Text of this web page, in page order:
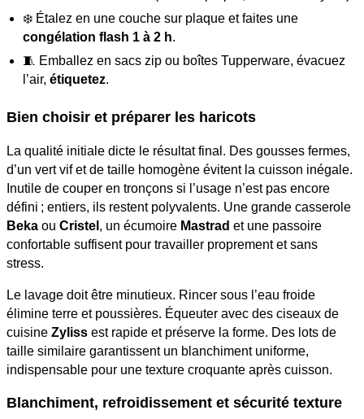
❄️ Étalez en une couche sur plaque et faites une
congélation flash 1 à 2 h.
🧵 Emballez en sacs zip ou boîtes Tupperware, évacuez
l’air, étiquetez.
Bien choisir et préparer les haricots
La qualité initiale dicte le résultat final. Des gousses fermes,
d’un vert vif et de taille homogène évitent la cuisson inégale.
Inutile de couper en tronçons si l’usage n’est pas encore
défini ; entiers, ils restent polyvalents. Une grande casserole
Beka ou Cristel , un écumoire Mastrad et une passoire
confortable suffisent pour travailler proprement et sans
stress.
Le lavage doit être minutieux. Rincer sous l’eau froide
élimine terre et poussières. Équeuter avec des ciseaux de
cuisine Zyliss est rapide et préserve la forme. Des lots de
taille similaire garantissent un blanchiment uniforme,
indispensable pour une texture croquante après cuisson.
Blanchiment, refroidissement et sécurité texture